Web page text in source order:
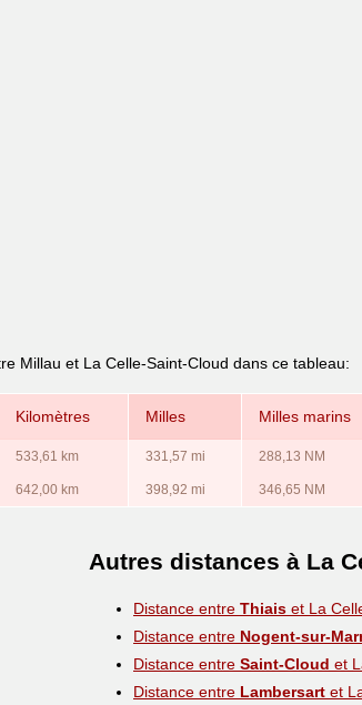
Millau et La Celle-Saint-Cloud dans ce tableau:
Kilomètres Milles Milles marins
533,61 km 331,57 mi 288,13 NM
642,00 km 398,92 mi 346,65 NM
Autres distances à La
Distance entre Thiais et La
Distance entre Nogent-sur-
Distance entre Saint-Cloud et
Distance entre Lambersart et